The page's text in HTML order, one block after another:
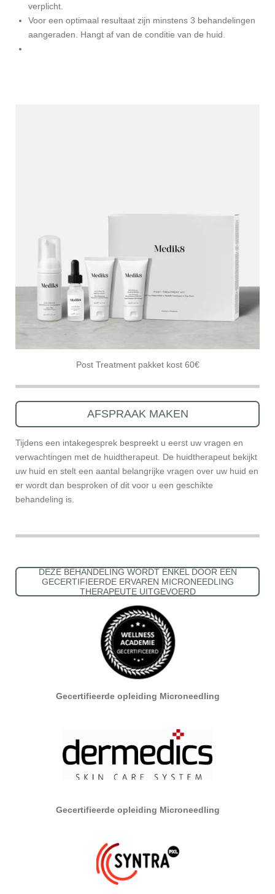
verplicht.
Voor een optimaal resultaat zijn minstens 3 behandelingen
aangeraden. Hangt af van de conditie van de huid.
Post Treatment pakket kost 60€
AFSPRAAK MAKEN
Tijdens een intakegesprek bespreekt u eerst uw vragen en
verwachtingen met de huidtherapeut. De huidtherapeut bekijkt
uw huid en stelt een aantal belangrijke vragen over uw huid en
er wordt dan besproken of dit voor u een geschikte
behandeling is.
DEZE BEHANDELING WORDT ENKEL DOOR EEN
GECERTIFIEERDE ERVAREN MICRONEEDLING
THERAPEUTE UITGEVOERD
Gecertifieerde opleiding Microneedling
Gecertifieerde opleiding Microneedling